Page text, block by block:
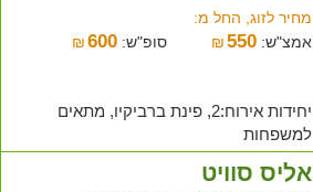
מחיר לזוג, החל מ:
אמצ"ש:
₪550 סופ"ש: ₪ 600
יחידות אירוח:2, פינת ברביקיו, מתאים
למשפחות
אליס סוויט